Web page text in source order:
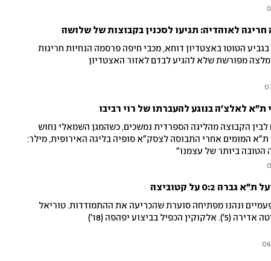
מנכסיו: "אירועים חמורים". קלמזון בתגובה: "יש חשדות למעשים
חריגה לאוהדיה: תגיעו לסכנין בקבוצות של שלושה
הטוטו באצטדיון דוחא, מכבי חיפה פרסמה הנחיות חריגות
מפורשת שלא להגיע לבדם לאזור האצטדיון
ת"א לאלצ'ה בנוגע להעברתו של רוי רביבו
לבין הקבוצה מהליגה הספרדית נמשכים, כשהמגן השמאלי נחוש
ת"א המומים אחרי התבוסה לצסק"א סופיה בליגה האירופית, מילר:
הטובה ביותר של עצמנו"
0:2 על קטוביצה
ונהנו מפתיחה סוערת שהכריעה את ההתמודדות. טוריאל
בביצוע יפהפה (18')